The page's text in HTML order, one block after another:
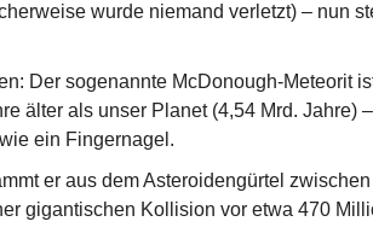
wurde niemand verletzt) – nun
Der sogenannte McDonough-Meteorit
älter als unser Planet (4,54 Mrd. Jahre)
ein Fingernagel.
er aus dem Asteroidengürtel
gigantischen Kollision vor etwa 470